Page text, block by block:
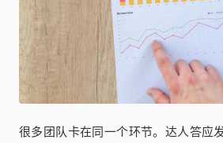
很多团队卡在同一个环节。达人答应